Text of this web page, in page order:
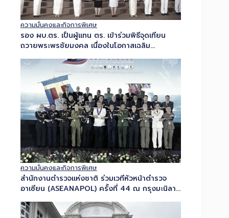
ความมั่นคงและกิจการพิเศษ
รอง ผบ.ตร. เป็นผู้แทน ตร. เข้าร่วมพิธีจุดเทียน
ถวายพระพรชัยมงคล เนื่องในโอกาสเฉลิม
พระชนมพรรษาพระบาทสมเด็จพระเจ้าอยู่หัว 28
กรกฎาคม 2569...
ความมั่นคงและกิจการพิเศษ
สำนักงานตำรวจแห่งชาติ ร่วมเวทีหัวหน้าตำรวจ
อาเซียน (ASEANAPOL) ครั้งที่ 44 ณ กรุงมะนิลา
ภายใต้แนวคิด “United in...